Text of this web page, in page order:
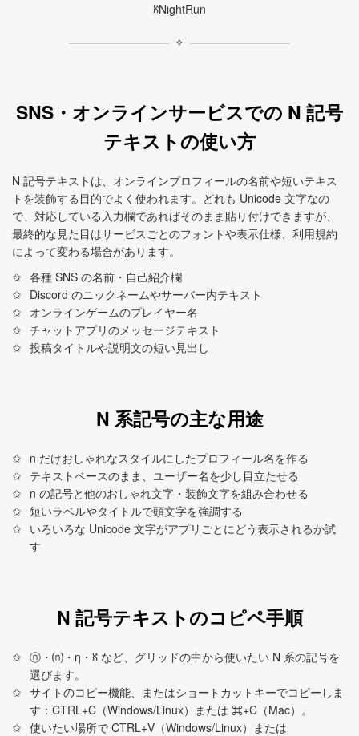
ℵNightRun
✧
SNS・オンラインサービスでの N 記号
テキストの使い方
N 記号テキストは、オンラインプロフィールの名前や短いテキス
トを装飾する目的でよく使われます。どれも Unicode 文字なの
で、対応している入力欄であればそのまま貼り付けできますが、
最終的な見た目はサービスごとのフォントや表示仕様、利用規約
によって変わる場合があります。
各種 SNS の名前・自己紹介欄
Discord のニックネームやサーバー内テキスト
オンラインゲームのプレイヤー名
チャットアプリのメッセージテキスト
投稿タイトルや説明文の短い見出し
N 系記号の主な用途
n だけおしゃれなスタイルにしたプロフィール名を作る
テキストベースのまま、ユーザー名を少し目立たせる
n の記号と他のおしゃれ文字・装飾文字を組み合わせる
短いラベルやタイトルで頭文字を強調する
いろいろな Unicode 文字がアプリごとにどう表示されるか試
す
N 記号テキストのコピペ手順
ⓝ・⒩・η・ℵ など、グリッドの中から使いたい N 系の記号を
選びます。
サイトのコピー機能、またはショートカットキーでコピーしま
す：CTRL+C（Windows/Linux）または ⌘+C（Mac）。
使いたい場所で CTRL+V（Windows/Linux）または